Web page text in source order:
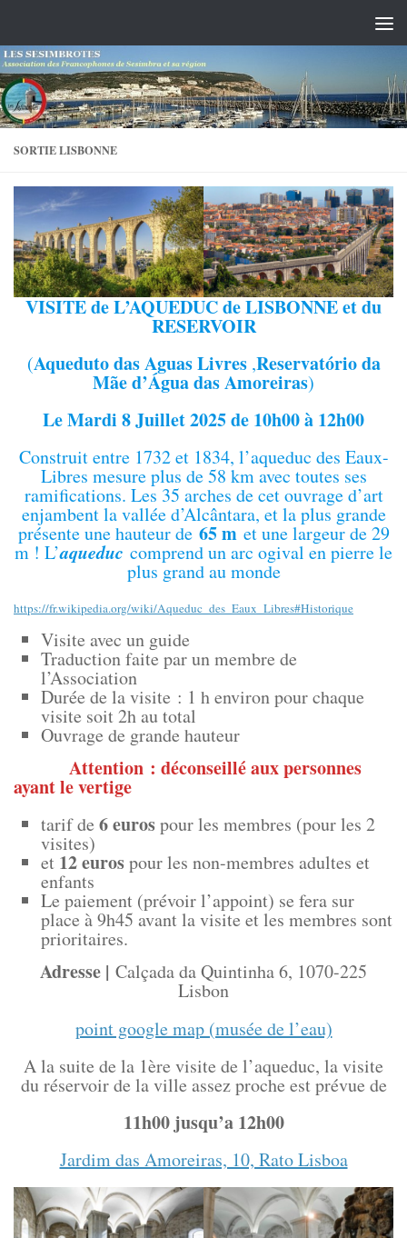
SORTIE LISBONNE
VISITE de L’AQUEDUC de LISBONNEet du
RESERVOIR
(Aqueduto das Aguas Livres,Reservatório da
Mãe d’Água das Amoreiras)
Le Mardi 8 Juillet 2025 de 10h00à 12h00
Construit entre 1732 et 1834, l’aqueduc des Eaux-
Libres mesure plus de 58 km avec toutes ses
ramifications. Les 35 arches de cet ouvrage d’art
enjambent la vallée d’Alcântara, et la plus grande
présente une hauteur de 65 met une largeur de 29
m ! L’aqueduc comprend un arc ogival en pierre le
plus grand au monde
https://fr.wikipedia.org/wiki/Aqueduc_des_Eaux_Libres#Historique
Visite avec un guide
Traduction faite par un membre de
l’Association
Durée de la visite : 1 h environ pour chaque
visite soit 2h au total
Ouvrage de grande hauteur
Attention : déconseillé aux personnes
ayant le vertige
tarif de 6 eurospour les membres (pour les 2
visites)
et 12 eurospour les non-membres adultes et
enfants
Le paiement (prévoir l’appoint) se fera sur
place à 9h45 avant la visite et les membres sont
prioritaires.
Adresse | Calçada da Quintinha 6, 1070-225
Lisbon
point google map (musée de l’eau)
A la suite de la 1ère visite de l’aqueduc, la visite
du réservoir de la ville assez proche est prévue de
11h00 jusqu’a 12h00
Jardim das Amoreiras, 10, Rato Lisboa